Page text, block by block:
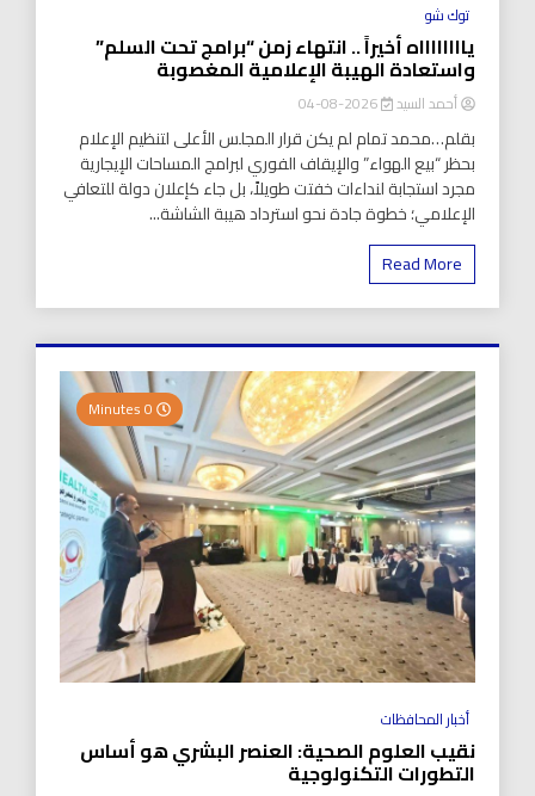
توك شو
يااااااااه أخيراً .. انتهاء زمن “برامج تحت السلم”
واستعادة الهيبة الإعلامية المغصوبة
أحمد السيد 2026-08-04
بقلم…محمد تمام لم يكن قرار المجلس الأعلى لتنظيم الإعلام
بحظر “بيع الهواء” والإيقاف الفوري لبرامج المساحات الإيجارية
مجرد استجابة لنداءات خفتت طويلاً، بل جاء كإعلان دولة للتعافي
الإعلامي؛ خطوة جادة نحو استرداد هيبة الشاشة...
Read More
أخبار المحافظات
نقيب العلوم الصحية: العنصر البشري هو أساس
التطورات التكنولوجية